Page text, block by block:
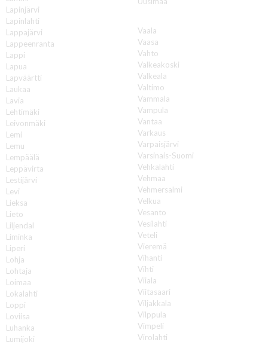
Lapinjärvi
Lapinlahti
Lappajärvi
Lappeenranta
Lappi
Lapua
Lapväärtti
Laukaa
Lavia
Lehtimäki
Leivonmäki
Lemi
Lemu
Lempäälä
Leppävirta
Lestijärvi
Levi
Lieksa
Lieto
Liljendal
Liminka
Liperi
Lohja
Lohtaja
Loimaa
Lokalahti
Loppi
Loviisa
Luhanka
Lumijoki
Vaala
Vaasa
Vahto
Valkeakoski
Valkeala
Valtimo
Vammala
Vampula
Vantaa
Varkaus
Varpaisjärvi
Varsinais-Suomi
Vehkalahti
Vehmaa
Vehmersalmi
Velkua
Vesanto
Vesilahti
Veteli
Vieremä
Vihanti
Vihti
Viiala
Viitasaari
Viljakkala
Vilppula
Vimpeli
Virolahti